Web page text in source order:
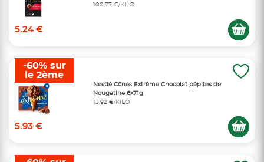
100,77 €/KILO
5.24 €
Nestlé Cônes Extrême Chocolat pépites de
Nougatine 6x71g
13,92 €/KILO
5.93 €
-60% sur
le 2ème